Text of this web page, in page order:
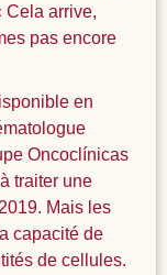
Cela arrive,
pas encore
en
Oncoclínicas
traiter une
Mais les
capacité de
de cellules.